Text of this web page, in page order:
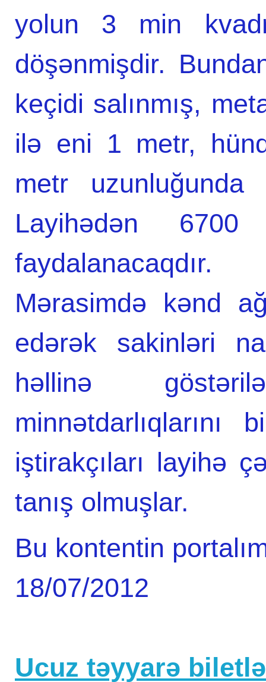
yolun 3 min
döşənmişdir.
keçidi salınmış,
ilə eni 1 metr,
metr uzunluğunda
Layihədən
faydalanacaqdır.
Mərasimdə kənd
edərək sakinləri
həllinə
minnətdarlıqlarını
iştirakçıları layihə
tanış olmuşlar.
Bu kontentin
18/07/2012
Ucuz təyyarə